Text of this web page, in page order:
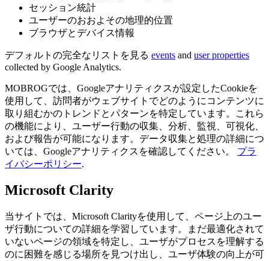
セッション統計
ユーザーのおおよその地理的位置
ブラウザとデバイス情報
デフォルトの完全なリストを見る events and user properties
collected by Google Analytics.
MOBROGでは、Googleアナリティクスが設定したCookieを
使用して、訪問者がウェブサイトでどのようにコンテンツに
取り組むかのトレンドとパターンを特定しています。これら
の機能により、ユーザー行動の収集、分析、監視、可視化、
および報告が可能になります。データ収集と処理の詳細につ
いては、Googleアナリティクスを確認してください。 プラ
イバシーポリシー.
Microsoft Clarity
当サイトでは、Microsoft Clarityを使用して、ページ上のユー
ザ行動についての詳細を学習しています。まだ最適化されて
いないページの領域を特定し、ユーザがプロセスを理解する
のに困難を感じる場所を見つけ出し、ユーザ体験の向上が可